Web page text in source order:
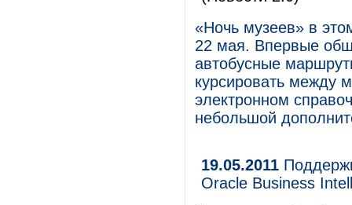
«Ночь музеев» в
22 мая. Впервые
автобусные
курсировать между
электронном
небольшой
19.05.2011
Oracle Business